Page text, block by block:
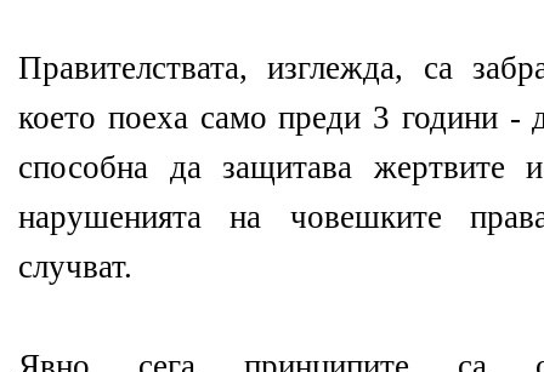
Правителствата, изглежда, са
което поеха само преди 3 години -
способна да защитава жертвите
нарушенията на човешките
случват.